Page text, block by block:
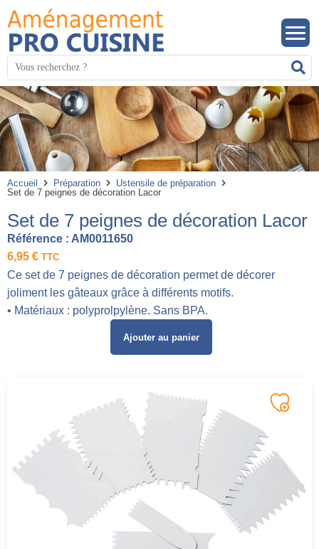
Mots
clés
:
Accueil Préparation
Ustensile de préparation
Set de 7 peignes de décoration Lacor
Set de 7 peignes de décoration Lacor
Référence : AM0011650
6,95 € TTC
Ce set de 7 peignes de décoration permet de décorer
joliment les gâteaux grâce à différents motifs.
• Matériaux : polyprolpylène. Sans BPA.
Ajouter au panier
Panneau de gestion des cookies